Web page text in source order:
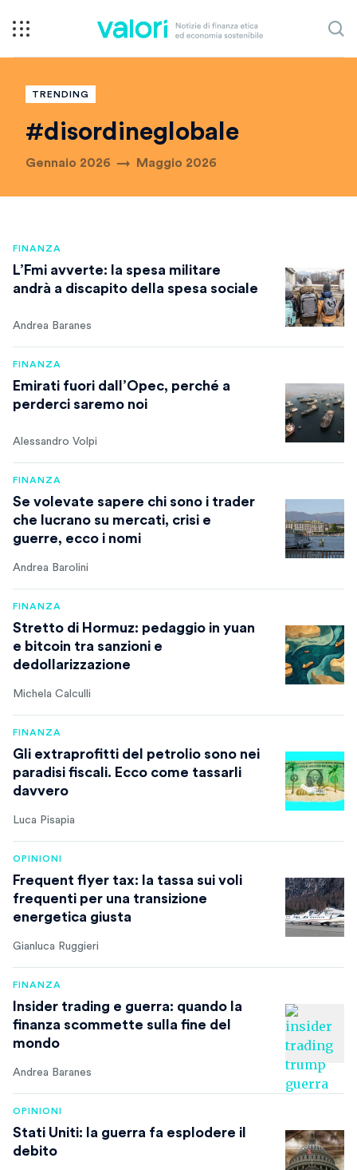
TRENDING
#disordineglobale
Gennaio 2026 Maggio 2026
FINANZA
L’Fmi avverte: la spesa militare
andrà a discapito della spesa sociale
Andrea Baranes
FINANZA
Emirati fuori dall’Opec, perché a
perderci saremo noi
Alessandro Volpi
FINANZA
Se volevate sapere chi sono i trader
che lucrano su mercati, crisi e
guerre, ecco i nomi
Andrea Barolini
FINANZA
Stretto di Hormuz: pedaggio in yuan
e bitcoin tra sanzioni e
dedollarizzazione
Michela Calculli
FINANZA
Gli extraprofitti del petrolio sono nei
paradisi fiscali. Ecco come tassarli
davvero
Luca Pisapia
OPINIONI
Frequent flyer tax: la tassa sui voli
frequenti per una transizione
energetica giusta
Gianluca Ruggieri
FINANZA
Insider trading e guerra: quando la
finanza scommette sulla fine del
mondo
Andrea Baranes
OPINIONI
Stati Uniti: la guerra fa esplodere il
debito